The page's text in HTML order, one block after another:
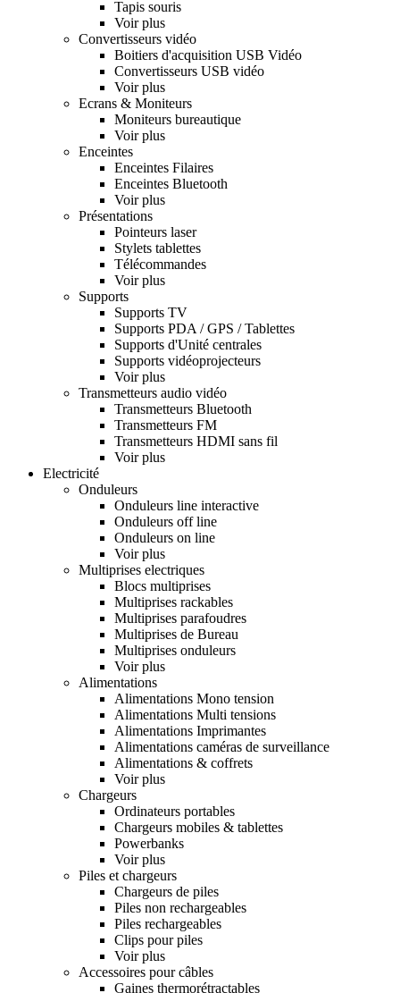
Tapis souris
Voir plus
Convertisseurs vidéo
Boitiers d'acquisition USB Vidéo
Convertisseurs USB vidéo
Voir plus
Ecrans & Moniteurs
Moniteurs bureautique
Voir plus
Enceintes
Enceintes Filaires
Enceintes Bluetooth
Voir plus
Présentations
Pointeurs laser
Stylets tablettes
Télécommandes
Voir plus
Supports
Supports TV
Supports PDA / GPS / Tablettes
Supports d'Unité centrales
Supports vidéoprojecteurs
Voir plus
Transmetteurs audio vidéo
Transmetteurs Bluetooth
Transmetteurs FM
Transmetteurs HDMI sans fil
Voir plus
Electricité
Onduleurs
Onduleurs line interactive
Onduleurs off line
Onduleurs on line
Voir plus
Multiprises electriques
Blocs multiprises
Multiprises rackables
Multiprises parafoudres
Multiprises de Bureau
Multiprises onduleurs
Voir plus
Alimentations
Alimentations Mono tension
Alimentations Multi tensions
Alimentations Imprimantes
Alimentations caméras de surveillance
Alimentations & coffrets
Voir plus
Chargeurs
Ordinateurs portables
Chargeurs mobiles & tablettes
Powerbanks
Voir plus
Piles et chargeurs
Chargeurs de piles
Piles non rechargeables
Piles rechargeables
Clips pour piles
Voir plus
Accessoires pour câbles
Gaines thermorétractables